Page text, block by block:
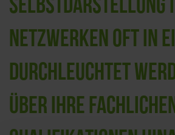
SELBSTDARSTELLUNG
NETZWERKEN OFT IN
DURCHLEUCHTET
ÜBER IHRE